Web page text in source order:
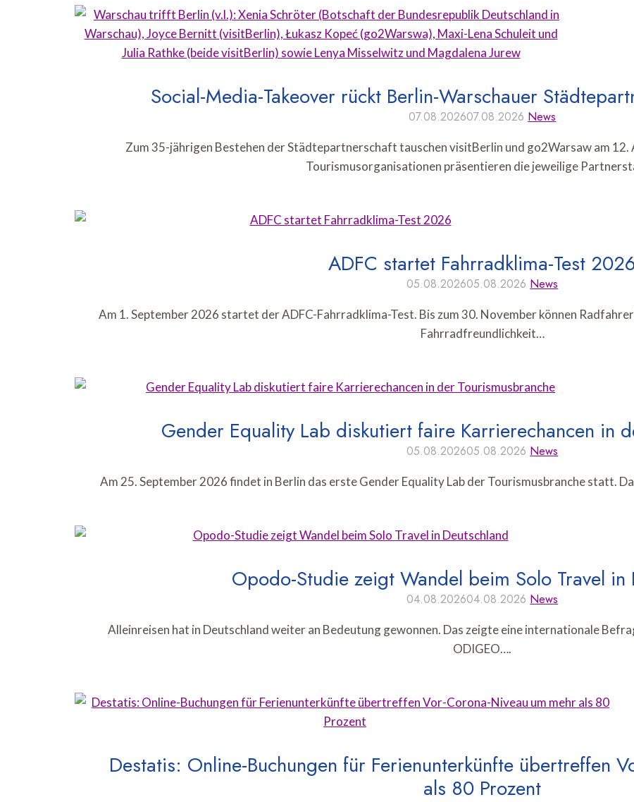
Social-Media-Takeover rückt Berlin-Warschauer
07.08.202607.08.2026 News
Zum 35-jährigen Bestehen der Städtepartnerschaft tauschen visitBerlin und go2Warsaw am
Tourismusorganisationen präsentieren die jeweilige
ADFC startet Fahrradklima-Test
05.08.202605.08.2026 News
Am 1. September 2026 startet der ADFC-Fahrradklima-Test. Bis zum 30. November können
Fahrradfreundlichkeit…
Gender Equality Lab diskutiert faire Karrierechancen in
05.08.202605.08.2026 News
Am 25. September 2026 findet in Berlin das erste Gender Equality Lab der Tourismusbranche statt.
Opodo-Studie zeigt Wandel beim Solo Travel in
04.08.202604.08.2026 News
Alleinreisen hat in Deutschland weiter an Bedeutung gewonnen. Das zeigte eine internationale
ODIGEO….
Destatis: Online-Buchungen für Ferienunterkünfte übertreffen
als 80 Prozent